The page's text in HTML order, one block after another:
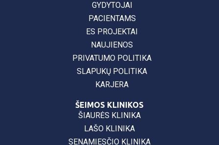
GYDYTOJAI
PACIENTAMS
ES PROJEKTAI
NAUJIENOS
PRIVATUMO POLITIKA
SLAPUKŲ POLITIKA
KARJERA
ŠEIMOS KLINIKOS
ŠIAURĖS KLINIKA
LAŠO KLINIKA
SENAMIESČIO KLINIKA